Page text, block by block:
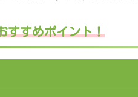
すすめポイント！